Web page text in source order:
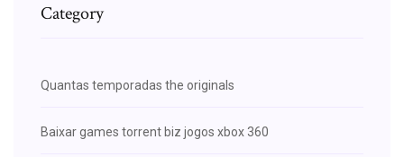
Category
Quantas temporadas the originals
Baixar games torrent biz jogos xbox 360